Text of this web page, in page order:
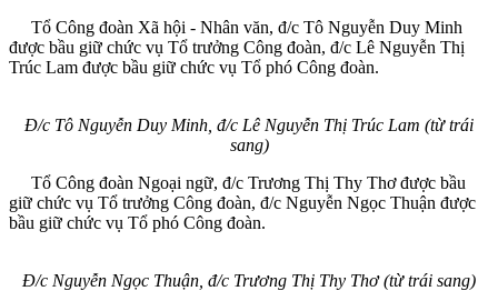
Tổ Công đoàn Xã hội - Nhân văn, đ/c Tô Nguyễn Duy Minh
được bầu giữ chức vụ Tổ trưởng Công đoàn, đ/c Lê Nguyễn Thị
Trúc Lam được bầu giữ chức vụ Tổ phó Công đoàn.
Đ/c Tô Nguyễn Duy Minh, đ/c Lê Nguyễn Thị Trúc Lam (từ trái
sang)
Tổ Công đoàn Ngoại ngữ, đ/c Trương Thị Thy Thơ được bầu
giữ chức vụ Tổ trưởng Công đoàn, đ/c Nguyễn Ngọc Thuận được
bầu giữ chức vụ Tổ phó Công đoàn.
Đ/c Nguyễn Ngọc Thuận, đ/c Trương Thị Thy Thơ (từ trái sang)